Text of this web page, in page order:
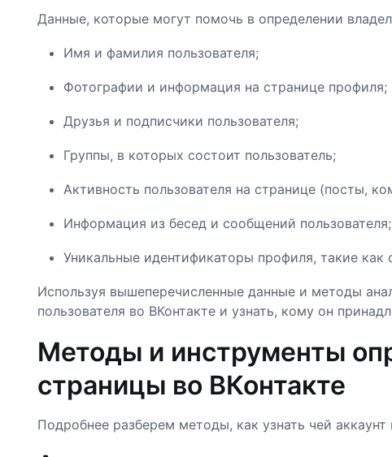
Данные, которые могут помочь в определении
Имя и фамилия пользователя;
Фотографии и информация на странице профиля;
Друзья и подписчики пользователя;
Группы, в которых состоит пользователь;
Активность пользователя на странице (посты,
Информация из бесед и сообщений пользователя;
Уникальные идентификаторы профиля, такие как
Используя вышеперечисленные данные и методы
пользователя во ВКонтакте и узнать, кому он
Методы и инструменты
страницы во ВКонтакте
Подробнее разберем методы, как узнать чей аккаунт